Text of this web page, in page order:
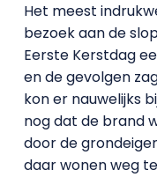
Het meest
bezoek aan de
Eerste Kerstdag
en de gevolgen
kon er nauwelijks
nog dat de brand
door de
daar wonen weg te